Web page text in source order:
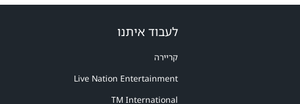
לעבוד איתנו
קריירה
Live Nation Entertainment
TM International